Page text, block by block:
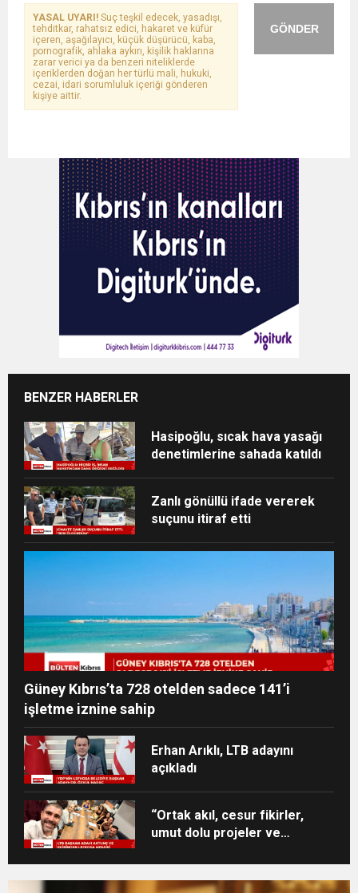
GÖNDER
YASAL UYARI! Suç teşkil edecek, yasadışı,
tehditkar, rahatsız edici, hakaret ve küfür
içeren, aşağılayıcı, küçük düşürücü, kaba,
pornografik, ahlaka aykırı, kişilik haklarına
zarar verici ya da benzeri niteliklerde
içeriklerden doğan her türlü mali, hukuki,
cezai, idari sorumluluk içeriği gönderen
kişiye aittir.
BENZER HABERLER
Hasipoğlu, sıcak hava yasağı
denetimlerine sahada katıldı
Zanlı gönüllü ifade vererek
suçunu itiraf etti
Güney Kıbrıs’ta 728 otelden sadece 141’i
işletme iznine sahip
Erhan Arıklı, LTB adayını
açıkladı
“Ortak akıl, cesur fikirler,
umut dolu projeler ve